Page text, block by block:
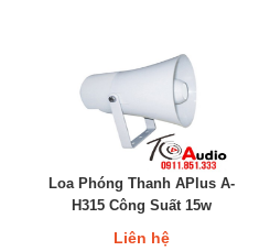
Loa Phóng Thanh APlus A-
H315 Công Suất 15w
Liên hệ